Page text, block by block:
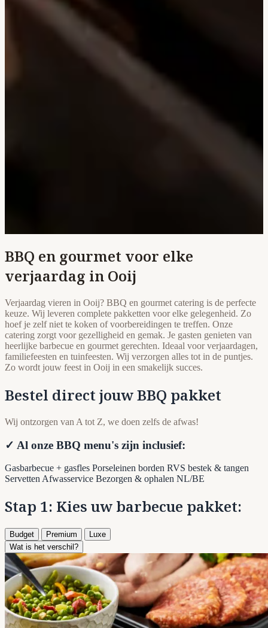
BBQ en gourmet voor elke
verjaardag in Ooij
Verjaardag vieren in Ooij? BBQ en gourmet catering is de perfecte
keuze. Wij leveren complete pakketten voor elke gelegenheid. Zo
hoef je zelf niet te koken of voorbereidingen te treffen. Onze
catering zorgt voor gezelligheid en gemak. Je gasten genieten van
heerlijke barbecue en gourmet gerechten. Ideaal voor verjaardagen,
familiefeesten en tuinfeesten. Wij verzorgen alles tot in de puntjes.
Zo wordt jouw feest in Ooij in een smakelijk succes.
Bestel direct jouw BBQ pakket
Wij ontzorgen van A tot Z, we doen zelfs de afwas!
✓ Al onze BBQ menu's zijn inclusief:
Gasbarbecue + gasfles Porseleinen borden RVS bestek & tangen
Servetten Afwasservice Bezorgen & ophalen NL/BE
Stap 1: Kies uw barbecue pakket:
Budget Premium
Luxe
Wat is het verschil?